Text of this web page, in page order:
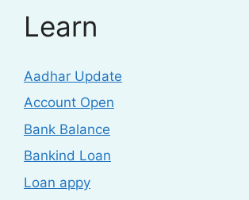
Learn
Aadhar Update
Account Open
Bank Balance
Bankind Loan
Loan appy